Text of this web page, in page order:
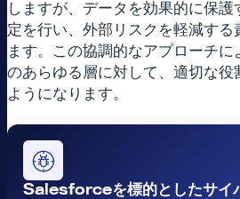
しますが、データを効果的に保
定を行い、外部リスクを軽減する
ます。この協調的なアプローチ
のあらゆる層に対して、適切な役
ようになります。
Salesforceを標的としたサイ